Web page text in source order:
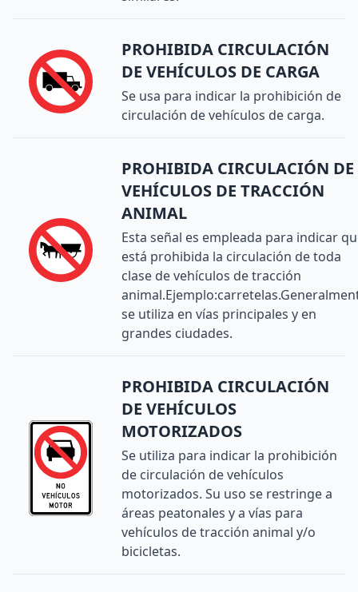
PROHIBIDA CIRCULACIÓN
DE VEHÍCULOS DE CARGA
Se usa para indicar la prohibición de
circulación de vehículos de carga.
PROHIBIDA CIRCULACIÓN DE
VEHÍCULOS DE TRACCIÓN
ANIMAL
Esta señal es empleada para indicar
está prohibida la circulación de toda
clase de vehículos de tracción
se utiliza en vías principales y en
grandes ciudades.
PROHIBIDA CIRCULACIÓN
DE VEHÍCULOS
MOTORIZADOS
Se utiliza para indicar la prohibición
de circulación de vehículos
motorizados. Su uso se restringe a
áreas peatonales y a vías para
vehículos de tracción animal y/o
bicicletas.